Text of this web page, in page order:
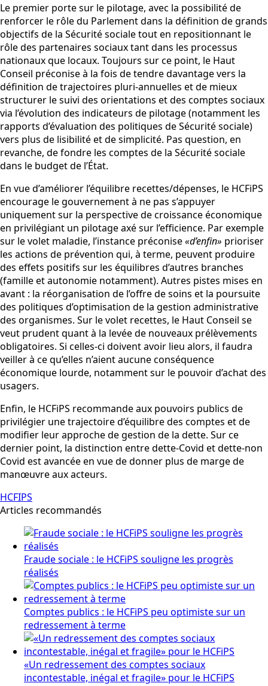
Le premier porte sur le pilotage, avec la possibilité de
renforcer le rôle du Parlement dans la définition de grands
objectifs de la Sécurité sociale tout en repositionnant le
rôle des partenaires sociaux tant dans les processus
nationaux que locaux. Toujours sur ce point, le Haut
Conseil préconise à la fois de tendre davantage vers la
définition de trajectoires pluri-annuelles et de mieux
structurer le suivi des orientations et des comptes sociaux
via l’évolution des indicateurs de pilotage (notamment les
rapports d’évaluation des politiques de Sécurité sociale)
vers plus de lisibilité et de simplicité. Pas question, en
revanche, de fondre les comptes de la Sécurité sociale
dans le budget de l’État.
En vue d’améliorer l’équilibre recettes/dépenses, le HCFiPS
encourage le gouvernement à ne pas s’appuyer
uniquement sur la perspective de croissance économique
en privilégiant un pilotage axé sur l’efficience. Par exemple
sur le volet maladie, l’instance préconise«d’enfin» prioriser
les actions de prévention qui, à terme, peuvent produire
des effets positifs sur les équilibres d’autres branches
(famille et autonomie notamment). Autres pistes mises en
avant : la réorganisation de l’offre de soins et la poursuite
des politiques d’optimisation de la gestion administrative
des organismes. Sur le volet recettes, le Haut Conseil se
veut prudent quant à la levée de nouveaux prélèvements
obligatoires. Si celles-ci doivent avoir lieu alors, il faudra
veiller à ce qu’elles n’aient aucune conséquence
économique lourde, notamment sur le pouvoir d’achat des
usagers.
Enfin, le HCFiPS recommande aux pouvoirs publics de
privilégier une trajectoire d’équilibre des comptes et de
modifier leur approche de gestion de la dette. Sur ce
dernier point, la distinction entre dette-Covid et dette-non
Covid est avancée en vue de donner plus de marge de
manœuvre aux acteurs.
HCFIPS
Articles recommandés
Fraude sociale : le HCFiPS souligne les progrès
réalisés
Comptes publics : le HCFiPS peu optimiste sur un
redressement à terme
«Un redressement des comptes sociaux
incontestable, inégal et fragile» pour le HCFiPS